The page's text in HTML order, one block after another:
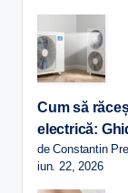
Cum să
electrică:
de Constantin
iun. 22, 2026